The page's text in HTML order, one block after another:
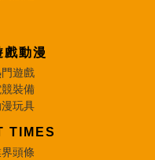
戲動漫
遊戲
競裝備
玩具
TIMES
頭條